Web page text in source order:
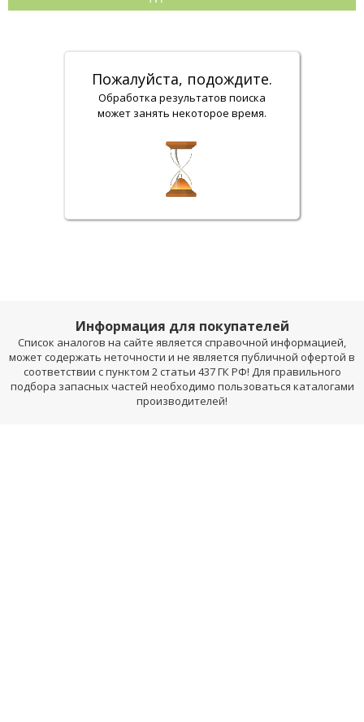
Пожалуйста, подождите.
Обработка результатов поиска
может занять некоторое время.
Информация для покупателей
Список аналогов на сайте является справочной информацией,
может содержать неточности и не является публичной офертой в
соответствии с пунктом 2 статьи 437 ГК РФ! Для правильного
подбора запасных частей необходимо пользоваться каталогами
производителей!